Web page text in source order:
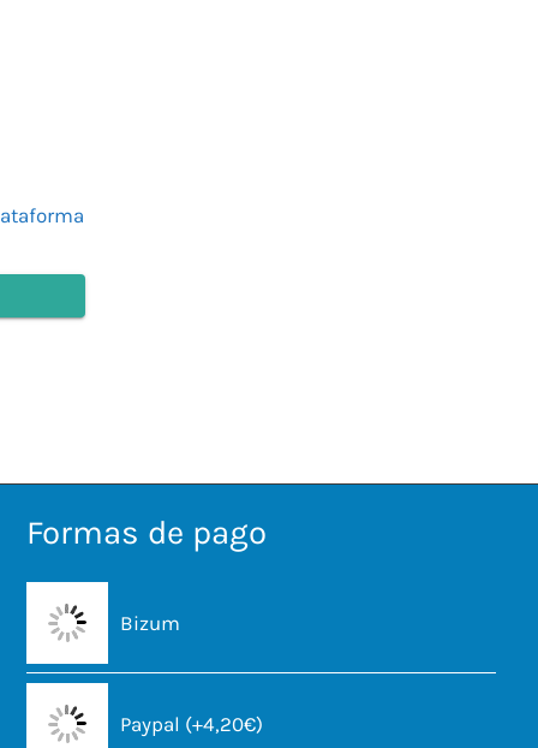
Formas de pago
Bizum
Paypal (+4,20€)